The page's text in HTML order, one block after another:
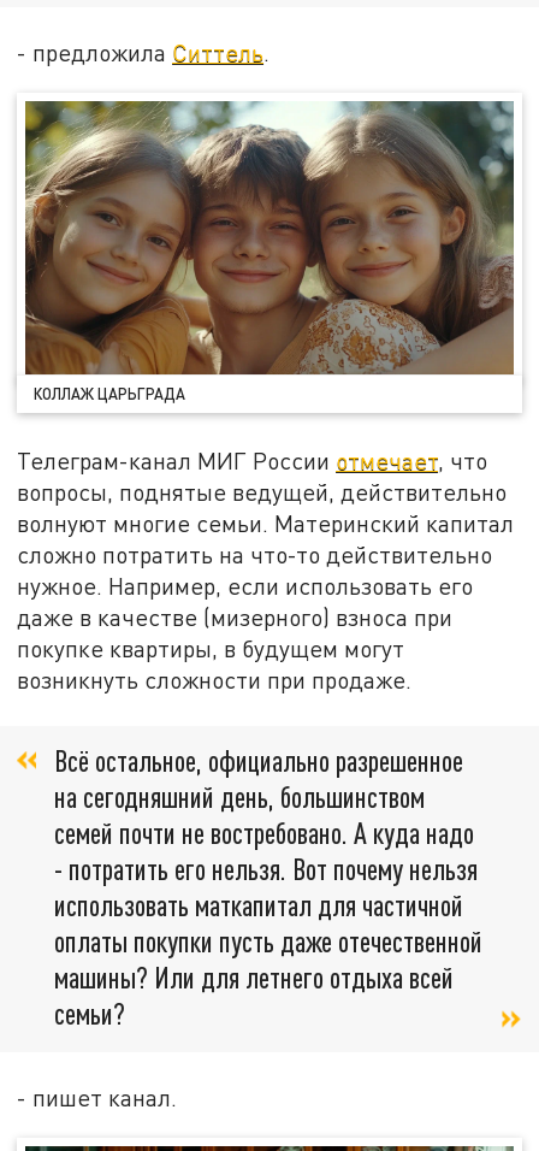
- предложила Ситтель.
КОЛЛАЖ ЦАРЬГРАДА
Телеграм-канал МИГ России отмечает, что
вопросы, поднятые ведущей, действительно
волнуют многие семьи. Материнский капитал
сложно потратить на что-то действительно
нужное. Например, если использовать его
даже в качестве (мизерного) взноса при
покупке квартиры, в будущем могут
возникнуть сложности при продаже.
Всё остальное, официально разрешенное
на сегодняшний день, большинством
семей почти не востребовано. А куда надо
- потратить его нельзя. Вот почему нельзя
использовать маткапитал для частичной
оплаты покупки пусть даже отечественной
машины? Или для летнего отдыха всей
семьи?
- пишет канал.